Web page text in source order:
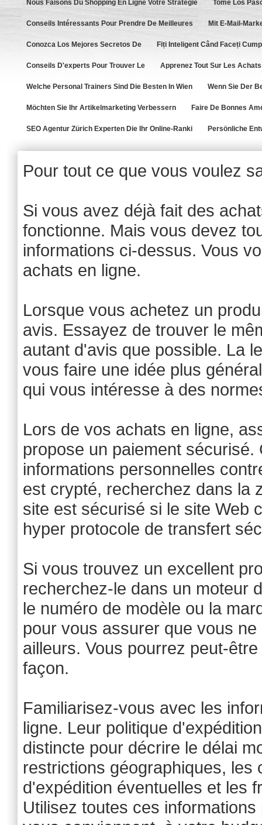
Nous Faisons Du Shopping En Ligne Votre Stratégie Tome Los
Conseils Intéressants Pour Prendre De Meilleures Mit E-Mail-
Conozca Los Mejores Secretos De Fiți Inteligent Când Faceți
Conseils D'experts Pour Trouver Le Apprenez Tout Sur Les
Welche Personal Trainers Sind Die Besten In Wien Wenn Sie Der
Möchten Sie Ihr Artikelmarketing Verbessern Faire De Bonnes
SEO Agentur Zürich Experten Die Ihr Online-Ranki Persönliche
Pour tout ce que vous voulez
Si vous avez déjà fait des
fonctionne. Mais vous devez
informations ci-dessus. Vous
achats en ligne.
Lorsque vous achetez un
avis. Essayez de trouver le
autant d'avis que possible. La
vous faire une idée plus
qui vous intéresse à des
Lors de vos achats en ligne,
propose un paiement
informations personnelles
est crypté, recherchez dans la
site est sécurisé si le site Web
hyper protocole de transfert
Si vous trouvez un excellent
recherchez-le dans un moteur
le numéro de modèle ou la
pour vous assurer que vous
ailleurs. Vous pourrez peut-
façon.
Familiarisez-vous avec les
ligne. Leur politique
distincte pour décrire le délai
restrictions géographiques,
d'expédition éventuelles et les
Utilisez toutes ces